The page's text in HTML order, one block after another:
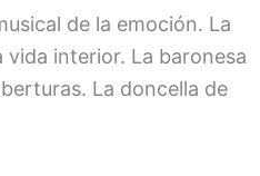
de la emoción. La
interior. La baronesa
La doncella de